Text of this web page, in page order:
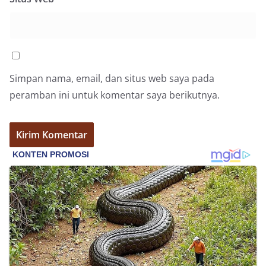
bendera dengan benar merupakan salah satu
masing secara penuh. Ini adalah bentuk
penghormatan kita bersama terhadap
perjuangan para pahlawan yang telah merebut
berdialog dengan warga.‎‎Ia juga menambahkan
agar warga memperhatikan kondisi bendera yang
akan dikibarkan, memastikan bendera dalam
keadaan bersih, tidak sobek, dan layak untuk
dikibarkan sebagai simbol kehormatan
negara.‎‎‎Selain menyampaikan imbauan terkait
bendera, kegiatan sambang DDS ini juga
dimanfaatkan sebagai sarana deteksi dini (early
warning) guna mengantisipasi potensi gangguan
keamanan dan ketertiban masyarakat
(Kamtibmas) di lingkungan tempat tinggal warga.
Melalui interaksi langsung tersebut,
Simpan nama, email, dan situs web saya pada
peramban ini untuk komentar saya berikutnya.